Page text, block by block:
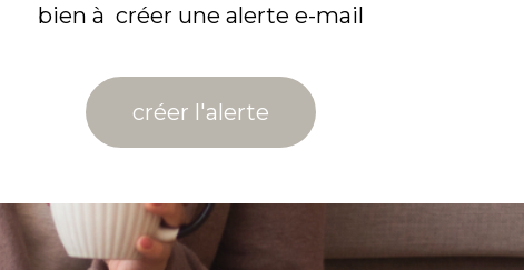
bien à créer une alerte e-mail
créer l'alerte